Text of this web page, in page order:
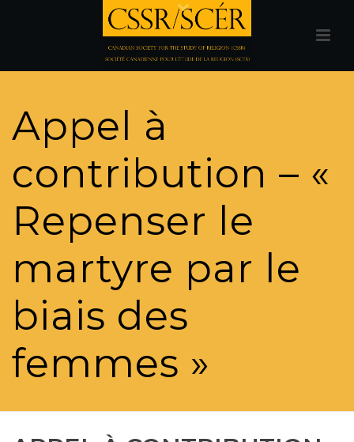
Appel à
contribution – «
Repenser le
martyre par le
biais des
femmes »